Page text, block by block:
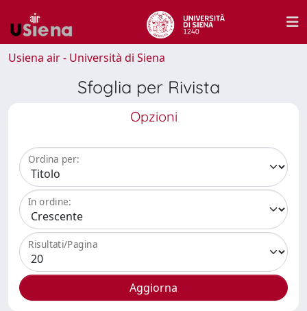
Usiena air - Università di Siena
Sfoglia per Rivista
Opzioni
Ordina per:
In ordine:
Risultati/Pagina